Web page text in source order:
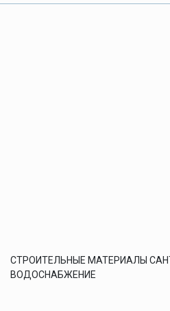
СТРОИТЕЛЬНЫЕ МАТЕРИАЛЫ
ВОДОСНАБЖЕНИЕ